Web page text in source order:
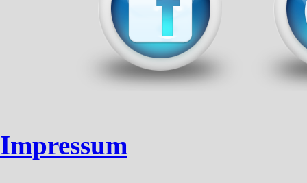
Impressum